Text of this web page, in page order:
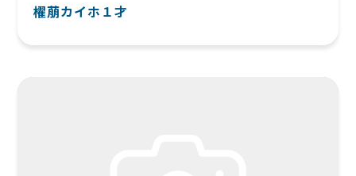
櫂萠カイホ１才